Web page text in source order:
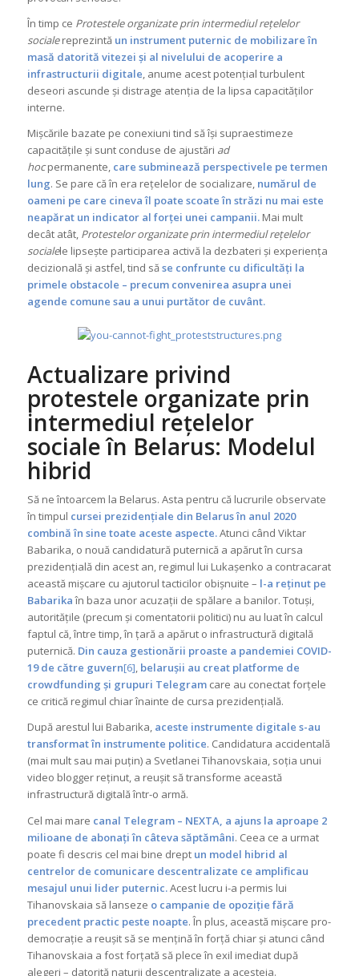
În timp ce Protestele organizate prin intermediul rețelelor
socialereprezintă un instrument puternic de mobilizare în
masă datorită vitezei și al nivelului de acoperire a
infrastructurii digitale, anume acest potențial turbulent
deseori ascunde și distrage atenția de la lipsa capacităților
interne.
Mișcările bazate pe conexiuni tind să își supraestimeze
capacitățile și sunt conduse de ajustări ad
hocpermanente, care subminează perspectivele pe termen
lung. Se pare că în era rețelelor de socializare, numărul de
oameni pe care cineva îl poate scoate în străzi nu mai este
neapărat un indicator al forței unei campanii.Mai mult
decât atât, Protestelor organizate prin intermediul rețelelor
socialele lipsește participarea activă la dezbateri și experiența
decizională și astfel, tind săse confrunte cu dificultăți la
primele obstacole – precum convenirea asupra unei
agende comune sau a unui purtător de cuvânt.
Actualizare privind
protestele organizate prin
intermediul rețelelor
sociale în Belarus: Modelul
hibrid
Să ne întoarcem la Belarus. Asta pentru că lucrurile observate
în timpul cursei prezidențiale din Belarus în anul 2020
combină în sine toate aceste aspecte.Atunci când Viktar
Babarika, o nouă candidatură puternică a apărut în cursa
prezidențială din acest an, regimul lui Lukașenko a contracarat
această mișcare cu ajutorul tacticilor obișnuite – l-a reținut pe
Babarikaîn baza unor acuzații de spălare a banilor. Totuși,
autoritățile (precum și comentatorii politici) nu au luat în calcul
faptul că, între timp, în țară a apărut o infrastructură digitală
puternică. Din cauza gestionării proaste a pandemiei COVID-
19 de către guvern[6], belarușii au creat platforme de
crowdfunding și grupuri Telegramcare au conectat forțele
ce critică regimul chiar înainte de cursa prezidențială.
După arestul lui Babarika, aceste instrumente digitale s-au
transformat în instrumente politice. Candidatura accidentală
(mai mult sau mai puțin) a Svetlanei Tihanovskaia, soția unui
video blogger reținut, a reușit să transforme această
infrastructură digitală într-o armă.
Cel mai mare canal Telegram – NEXTA, a ajuns la aproape 2
milioane de abonați în câteva săptămâni. Ceea ce a urmat
poate fi descris cel mai bine drept un model hibrid al
centrelor de comunicare descentralizate ce amplificau
mesajul unui lider puternic.Acest lucru i-a permis lui
Tihanovskaia să lanseze o campanie de opoziție fără
precedent practic peste noapte. În plus, această mișcare pro-
democrație a reușit să se mențină în forță chiar și atunci când
Tihanovskaia a fost forțată să plece în exil imediat după
alegeri – datorită naturii descentralizate a acesteia.